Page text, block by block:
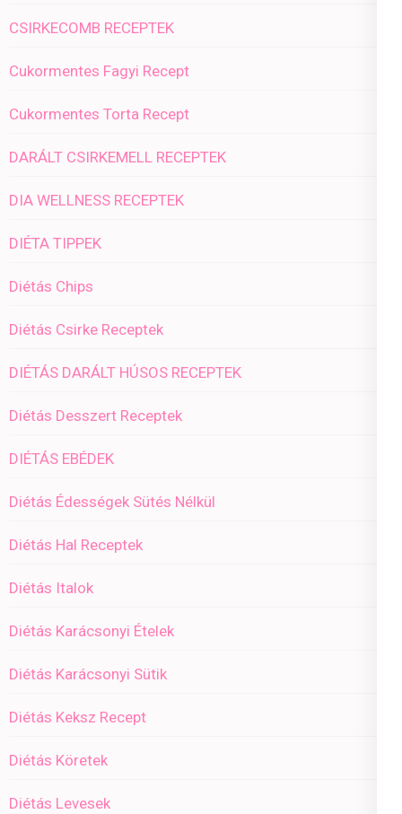
CSIRKECOMB RECEPTEK
Cukormentes Fagyi Recept
Cukormentes Torta Recept
DARÁLT CSIRKEMELL RECEPTEK
DIA WELLNESS RECEPTEK
DIÉTA TIPPEK
Diétás Chips
Diétás Csirke Receptek
DIÉTÁS DARÁLT HÚSOS RECEPTEK
Diétás Desszert Receptek
DIÉTÁS EBÉDEK
Diétás Édességek Sütés Nélkül
Diétás Hal Receptek
Diétás Italok
Diétás Karácsonyi Ételek
Diétás Karácsonyi Sütik
Diétás Keksz Recept
Diétás Köretek
Diétás Levesek